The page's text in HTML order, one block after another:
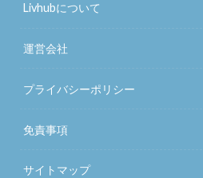
Livhubについて
運営会社
プライバシーポリシー
免責事項
サイトマップ